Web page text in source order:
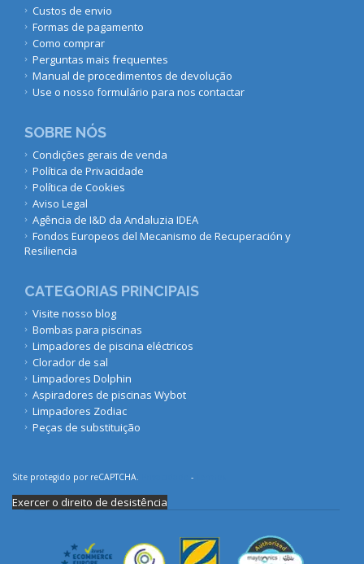
Custos de envio
Formas de pagamento
Como comprar
Perguntas mais frequentes
Manual de procedimentos de devolução
Use o nosso formulário para nos contactar
SOBRE NÓS
Condições gerais de venda
Política de Privacidade
Política de Cookies
Aviso Legal
Agência de I&D da Andaluzia IDEA
Fondos Europeos del Mecanismo de Recuperación y
Resiliencia
CATEGORIAS PRINCIPAIS
Visite nosso blog
Bombas para piscinas
Limpadores de piscina eléctricos
Clorador de sal
Limpadores Dolphin
Aspiradores de piscinas Wybot
Limpadores Zodiac
Peças de substituição
Site protegido por reCAPTCHA. -
Exercer o direito de desistência